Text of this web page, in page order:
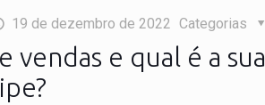
19 de dezembro de 2022 Categorias
vendas e qual é a sua